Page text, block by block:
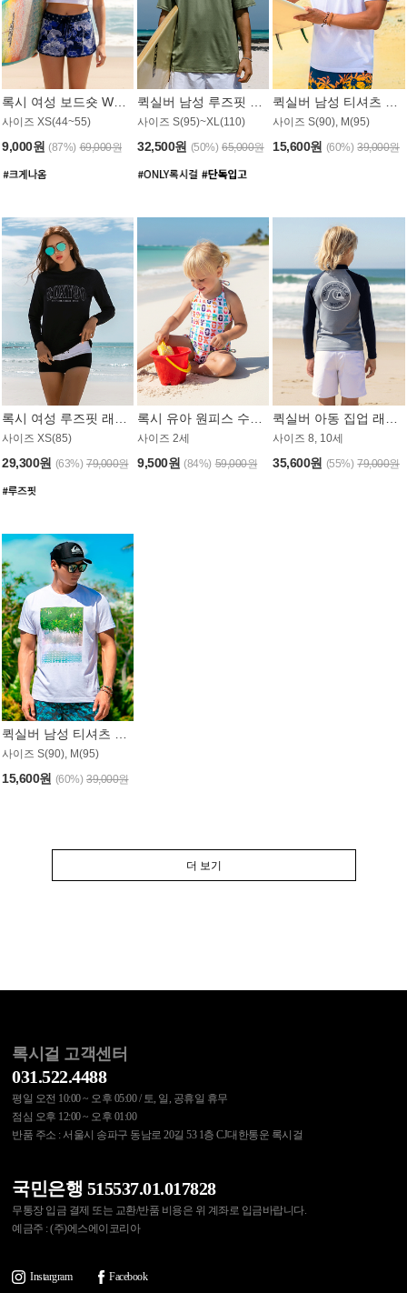
사이즈 XS(44~55)
9,000원 (87%) 69,000원
사이즈 S(95)~XL(110)
32,500원 (50%) 65,000원
사이즈 S(90), M(95)
15,600원 (60%) 39,000원
사이즈 XS(85)
29,300원 (63%) 79,000원
사이즈 2세
9,500원 (84%) 59,000원
사이즈 8, 10세
35,600원 (55%) 79,000원
퀵실버 남성 티셔츠 MST357WQS
사이즈 S(90), M(95)
15,600원 (60%) 39,000원
더 보기
록시걸 고객센터
031.522.4488
평일 오전 10:00 ~ 오후 05:00 / 토, 일, 공휴일 휴무
점심 오후 12:00 ~ 오후 01:00
반품 주소 : 서울시 송파구 동남로 20길 53 1층 CJ대한통운 록시걸
국민은행 515537.01.017828
무통장 입금 결제 또는 교환/반품 비용은 위 계좌로 입금바랍니다.
예금주 : (주)에스에이코리아
Instargram Facebook